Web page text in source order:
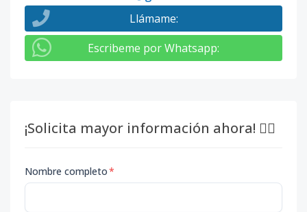
Llámame:
Escribeme por Whatsapp:
¡Solicita mayor información ahora! 👇🏽
Nombre completo*